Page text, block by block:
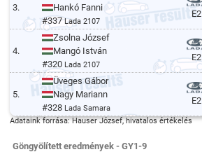
3.
Hankó Fanni
#337Lada 2107
E2
4.
Zsolna József
Mangó István
#320 Lada 2107
E2
5.
Üveges Gábor
Nagy Mariann
#328 Lada Samara
E2
Adataink forrása: Hauser József, hivatalos értékelés
Göngyölített eredmények - GY1-9